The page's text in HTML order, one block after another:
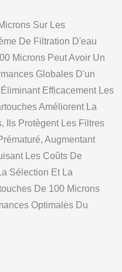
Sur Les
De Filtration D'eau
Microns Peut Avoir Un
Globales D'un
Efficacement Les
Améliorent La
Ils Protègent Les Filtres
Augmentant
Les Coûts De
Sélection Et La
De 100 Microns
Optimales Du